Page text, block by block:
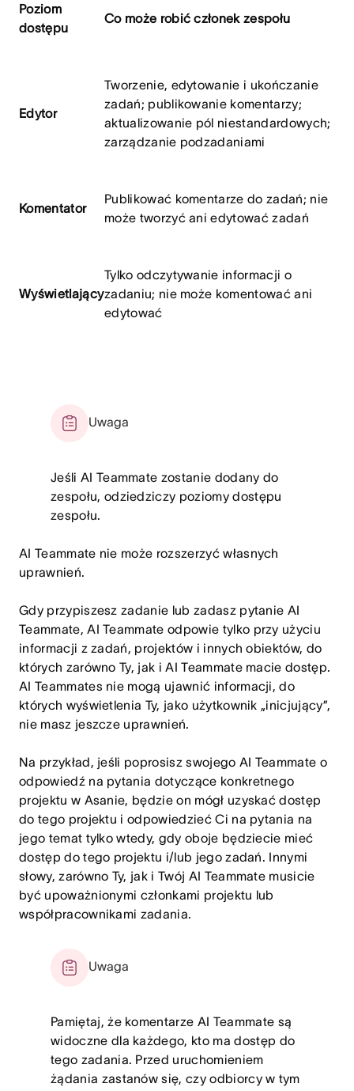
Poziom
dostępu
Co może robić członek zespołu
Edytor
Tworzenie, edytowanie i ukończanie
zadań; publikowanie komentarzy;
aktualizowanie pól niestandardowych;
zarządzanie podzadaniami
Komentator
Publikować komentarze do zadań; nie
może tworzyć ani edytować zadań
Wyświetlający
Tylko odczytywanie informacji o
zadaniu; nie może komentować ani
edytować
Uwaga
Jeśli AI Teammate zostanie dodany do
zespołu, odziedziczy poziomy dostępu
zespołu.
AI Teammate nie może rozszerzyć własnych
uprawnień.
Gdy przypiszesz zadanie lub zadasz pytanie AI
Teammate, AI Teammate odpowie tylko przy użyciu
informacji z zadań, projektów i innych obiektów, do
których zarówno Ty, jak i AI Teammate macie dostęp.
AI Teammates nie mogą ujawnić informacji, do
których wyświetlenia Ty, jako użytkownik „inicjujący”,
nie masz jeszcze uprawnień.
Na przykład, jeśli poprosisz swojego AI Teammate o
odpowiedź na pytania dotyczące konkretnego
projektu w Asanie, będzie on mógł uzyskać dostęp
do tego projektu i odpowiedzieć Ci na pytania na
jego temat tylko wtedy, gdy oboje będziecie mieć
dostęp do tego projektu i/lub jego zadań. Innymi
słowy, zarówno Ty, jak i Twój AI Teammate musicie
być upoważnionymi członkami projektu lub
współpracownikami zadania.
Uwaga
Pamiętaj, że komentarze AI Teammate są
widoczne dla każdego, kto ma dostęp do
tego zadania. Przed uruchomieniem
żądania zastanów się, czy odbiorcy w tym